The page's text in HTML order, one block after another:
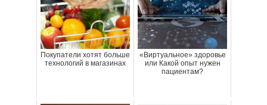
Покупатели хотят больше
технологий в магазинах
«Виртуальное» здоровье
или Какой опыт нужен
пациентам?